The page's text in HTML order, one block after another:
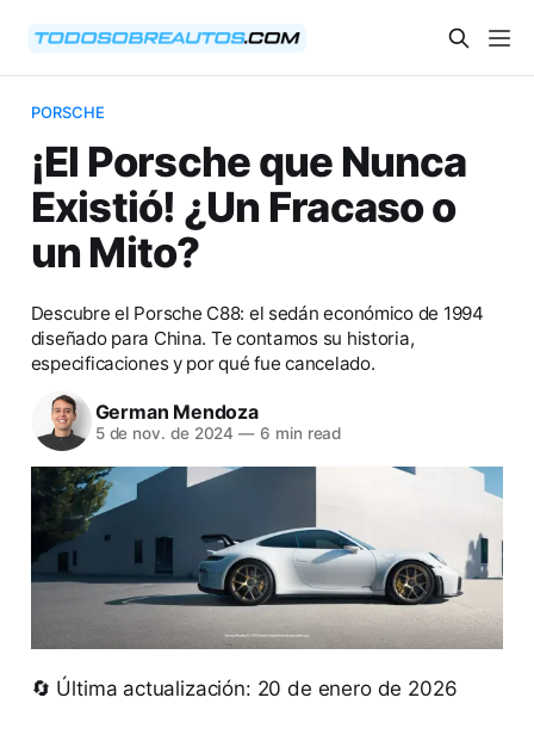
PORSCHE
¡El Porsche que Nunca
Existió! ¿Un Fracaso o
un Mito?
Descubre el Porsche C88: el sedán económico de 1994
diseñado para China. Te contamos su historia,
especificaciones y por qué fue cancelado.
German Mendoza
5 de nov. de 2024 — 6 min read
🔄 Última actualización: 20 de enero de 2026